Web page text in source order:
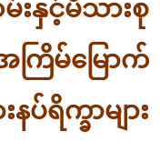
နှင့်မိသားစု
ြိမ်မြောက်
ရိက္ခာများ